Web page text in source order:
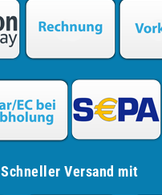
Schneller Versand mit